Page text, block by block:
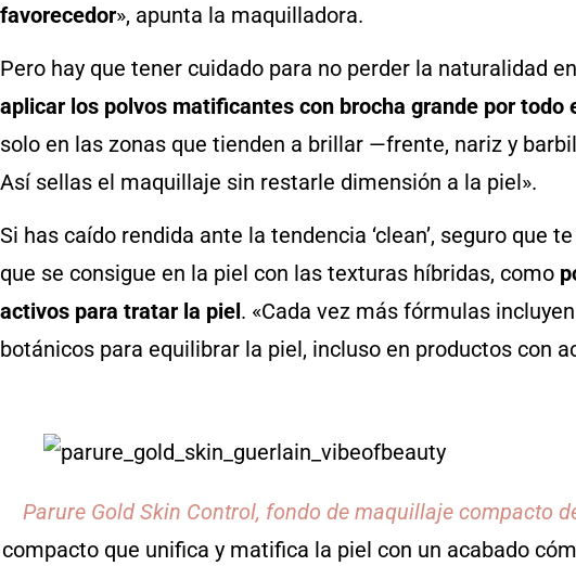
favorecedor», apunta la maquilladora.
Pero hay que tener cuidado para no perder la naturalidad
aplicar los polvos matificantes con brocha grande por todo
solo en las zonas que tienden a brillar —frente, nariz y
Así sellas el maquillaje sin restarle dimensión a la piel».
Si has caído rendida ante la tendencia ‘clean’, seguro que
que se consigue en la piel con las texturas híbridas, como
activos para tratar la piel. «Cada vez más fórmulas
botánicos para equilibrar la piel, incluso en productos con
Parure Gold Skin Control, fondo de maquillaje compacto
compacto que unifica y matifica la piel con un acabado